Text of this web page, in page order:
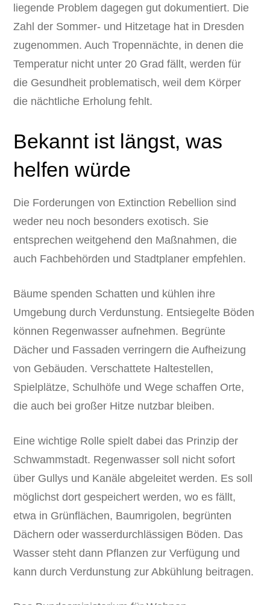
liegende Problem dagegen gut dokumentiert. Die
Zahl der Sommer- und Hitzetage hat in Dresden
zugenommen. Auch Tropennächte, in denen die
Temperatur nicht unter 20 Grad fällt, werden für
die Gesundheit problematisch, weil dem Körper
die nächtliche Erholung fehlt.
Bekannt ist längst, was
helfen würde
Die Forderungen von Extinction Rebellion sind
weder neu noch besonders exotisch. Sie
entsprechen weitgehend den Maßnahmen, die
auch Fachbehörden und Stadtplaner empfehlen.
Bäume spenden Schatten und kühlen ihre
Umgebung durch Verdunstung. Entsiegelte Böden
können Regenwasser aufnehmen. Begrünte
Dächer und Fassaden verringern die Aufheizung
von Gebäuden. Verschattete Haltestellen,
Spielplätze, Schulhöfe und Wege schaffen Orte,
die auch bei großer Hitze nutzbar bleiben.
Eine wichtige Rolle spielt dabei das Prinzip der
Schwammstadt. Regenwasser soll nicht sofort
über Gullys und Kanäle abgeleitet werden. Es soll
möglichst dort gespeichert werden, wo es fällt,
etwa in Grünflächen, Baumrigolen, begrünten
Dächern oder wasserdurchlässigen Böden. Das
Wasser steht dann Pflanzen zur Verfügung und
kann durch Verdunstung zur Abkühlung beitragen.